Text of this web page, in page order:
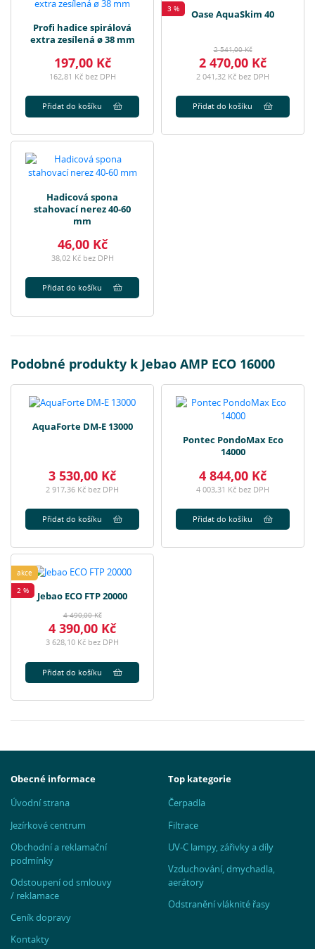
Profi hadice spirálová
extra zesílená ø 38 mm
197,00 Kč
162,81 Kč bez DPH
Přidat do košíku
3 %
Oase AquaSkim 40
2 541,00 Kč
2 470,00 Kč
2 041,32 Kč bez DPH
Přidat do košíku
Hadicová spona
stahovací nerez 40-60
mm
46,00 Kč
38,02 Kč bez DPH
Přidat do košíku
Podobné produkty k Jebao AMP ECO 16000
AquaForte DM-E 13000
3 530,00 Kč
2 917,36 Kč bez DPH
Přidat do košíku
Pontec PondoMax Eco
14000
4 844,00 Kč
4 003,31 Kč bez DPH
Přidat do košíku
akce
2 %
Jebao ECO FTP 20000
4 490,00 Kč
4 390,00 Kč
3 628,10 Kč bez DPH
Přidat do košíku
Obecné informace
Úvodní strana
Jezírkové centrum
Obchodní a reklamační
podmínky
Odstoupení od smlouvy
/ reklamace
Ceník dopravy
Kontakty
Top kategorie
Čerpadla
Filtrace
UV-C lampy, zářivky a díly
Vzduchování, dmychadla,
aerátory
Odstranění vláknité řasy